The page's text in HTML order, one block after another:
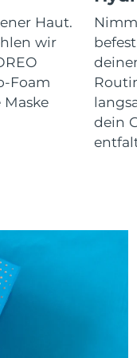
Haut.
wir
Foam
Maske
dein
Erwartete Lieferung
09/08/2026
Erwartete Lieferung
09/08/2026
Erwartete Lieferung
17/08/2026
Erwartete Lieferung
Erwartete Lieferung